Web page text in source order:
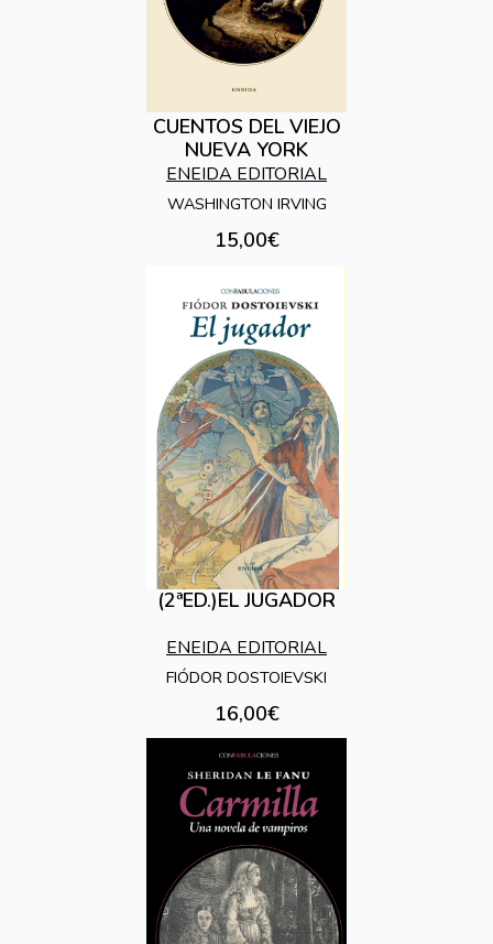
CUENTOS DEL VIEJO
NUEVA YORK
ENEIDA EDITORIAL
WASHINGTON IRVING
15,00€
(2ªED.)EL JUGADOR
ENEIDA EDITORIAL
FIÓDOR DOSTOIEVSKI
16,00€